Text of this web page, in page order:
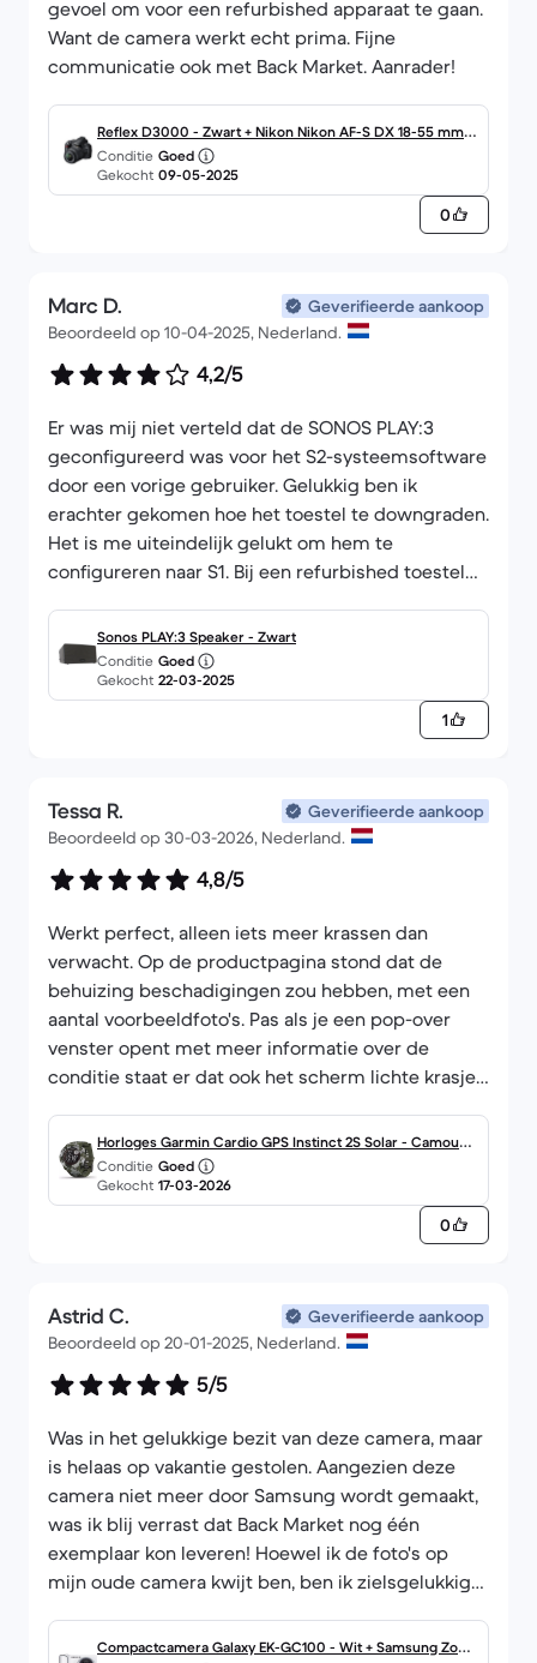
gevoel om voor een refurbished apparaat te gaan.
Want de camera werkt echt prima. Fijne
communicatie ook met Back Market. Aanrader!
Reflex D3000 - Zwart + Nikon Nikon AF-S DX 18-55 mm f/
3.5-5.6 G VR f/3.5-5.6 GVR
Conditie Goed
Gekocht 09-05-2025
0
Marc D.
Geverifieerde aankoop
Beoordeeld op 10-04-2025, Nederland.
4,2/5
Er was mij niet verteld dat de SONOS PLAY:3
geconfigureerd was voor het S2-systeemsoftware
door een vorige gebruiker. Gelukkig ben ik
erachter gekomen hoe het toestel te downgraden.
Het is me uiteindelijk gelukt om hem te
configureren naar S1. Bij een refurbished toestel
fabrieksinstellingen wordt geïnitialiseerd ... in de
staat zoals het verkocht zou worden als nieuw en
de gebruiker zelf de keuze kan maken hoe hij het
Sonos PLAY:3 Speaker - Zwart
Conditie Goed
Gekocht 22-03-2025
1
Tessa R.
Geverifieerde aankoop
Beoordeeld op 30-03-2026, Nederland.
4,8/5
Werkt perfect, alleen iets meer krassen dan
verwacht. Op de productpagina stond dat de
behuizing beschadigingen zou hebben, met een
aantal voorbeeldfoto's. Pas als je een pop-over
venster opent met meer informatie over de
conditie staat er dat ook het scherm lichte krasjes
over het deel waar je vanaf leest en dat stoort niet.
Omdat de behuizing in camo is vallen ook daar de
beschadigingen nauwelijks op.
Horloges Garmin Cardio GPS Instinct 2S Solar - Camoufla
ge
Conditie Goed
Gekocht 17-03-2026
0
Astrid C.
Geverifieerde aankoop
Beoordeeld op 20-01-2025, Nederland.
5/5
Was in het gelukkige bezit van deze camera, maar
is helaas op vakantie gestolen. Aangezien deze
camera niet meer door Samsung wordt gemaakt,
was ik blij verrast dat Back Market nog één
exemplaar kon leveren! Hoewel ik de foto's op
mijn oude camera kwijt ben, ben ik zielsgelukkig
Compactcamera Galaxy EK-GC100 - Wit + Samsung Zoo